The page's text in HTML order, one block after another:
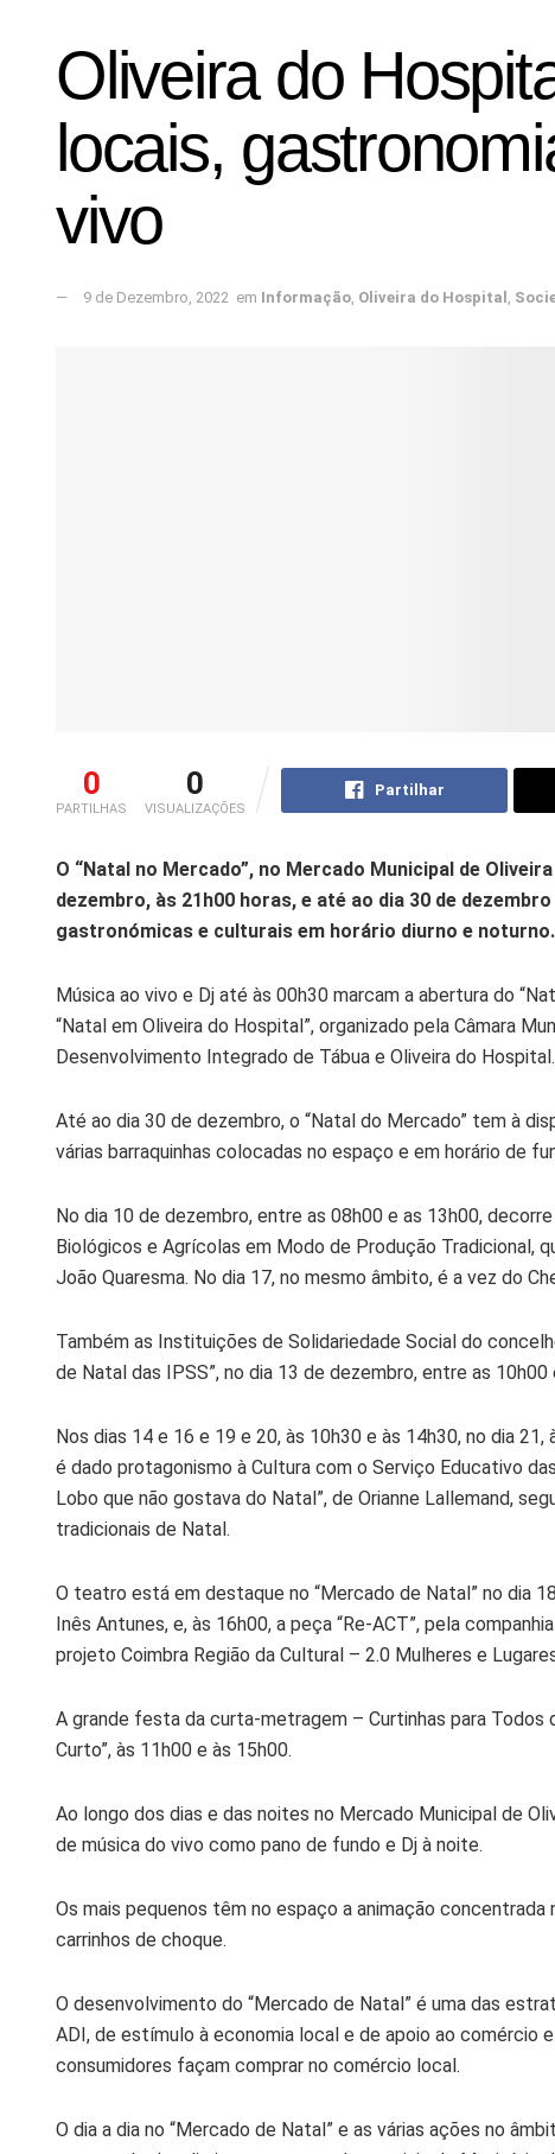
Oliveira do
locais,
vivo
9 de Dezembro, 2022 em Informação, Oliveira do Hospital ,
0
PARTILHAS
0
VISUALIZAÇÕES
Partilhar
O “Natal no Mercado”, no Mercado Municipal de
dezembro, às 21h00 horas, e até ao dia 30 de
gastronómicas e culturais em horário diurno e noturno.
Música ao vivo e Dj até às 00h30 marcam a abertura do
“Natal em Oliveira do Hospital”, organizado pela Câmara
Desenvolvimento Integrado de Tábua e Oliveira do Hospital.
Até ao dia 30 de dezembro, o “Natal do Mercado” tem à
várias barraquinhas colocadas no espaço e em horário de
No dia 10 de dezembro, entre as 08h00 e as 13h00,
Biológicos e Agrícolas em Modo de Produção Tradicional,
João Quaresma. No dia 17, no mesmo âmbito, é a vez do
Também as Instituições de Solidariedade Social do
de Natal das IPSS”, no dia 13 de dezembro, entre as 10h00
Nos dias 14 e 16 e 19 e 20, às 10h30 e às 14h30, no dia
é dado protagonismo à Cultura com o Serviço Educativo
Lobo que não gostava do Natal”, de Orianne Lallemand,
tradicionais de Natal.
O teatro está em destaque no “Mercado de Natal” no dia
Inês Antunes, e, às 16h00, a peça “Re-ACT”, pela
projeto Coimbra Região da Cultural – 2.0 Mulheres e
A grande festa da curta-metragem – Curtinhas para Todos
Curto”, às 11h00 e às 15h00.
Ao longo dos dias e das noites no Mercado Municipal de
de música do vivo como pano de fundo e Dj à noite.
Os mais pequenos têm no espaço a animação concentrada
carrinhos de choque.
O desenvolvimento do “Mercado de Natal” é uma das
ADI, de estímulo à economia local e de apoio ao comércio
consumidores façam comprar no comércio local.
O dia a dia no “Mercado de Natal” e as várias ações no